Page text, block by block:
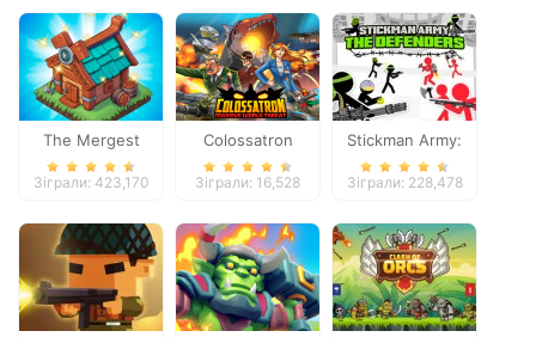
The Mergest
Kingdom
Зіграли: 423,170
Colossatron
Зіграли: 16,528
Stickman Army:
The Defenders
Зіграли: 228,478